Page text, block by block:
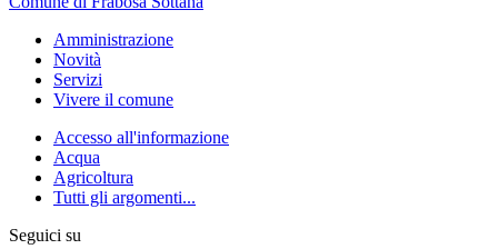
Amministrazione
Novità
Servizi
Vivere il comune
Accesso all'informazione
Acqua
Agricoltura
Tutti gli argomenti...
Seguici su